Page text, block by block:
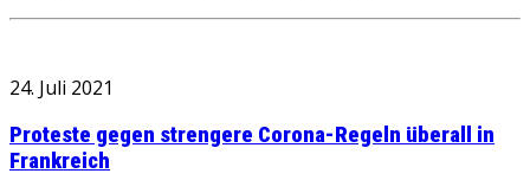
24. Juli 2021
Proteste gegen strengere Corona-Regeln überall in
Frankreich